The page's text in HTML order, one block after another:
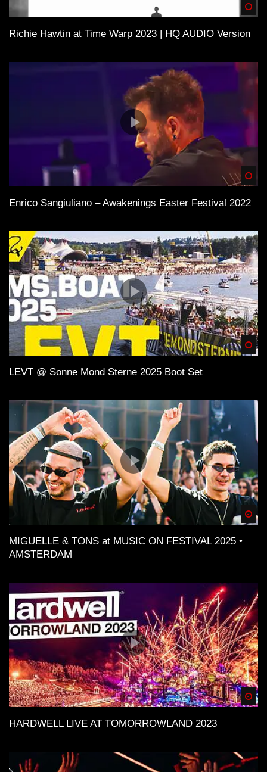
Richie Hawtin at Time Warp 2023 | HQ AUDIO Version
Enrico Sangiuliano – Awakenings Easter Festival 2022
LEVT @ Sonne Mond Sterne 2025 Boot Set
MIGUELLE & TONS at MUSIC ON FESTIVAL 2025 •
AMSTERDAM
HARDWELL LIVE AT TOMORROWLAND 2023